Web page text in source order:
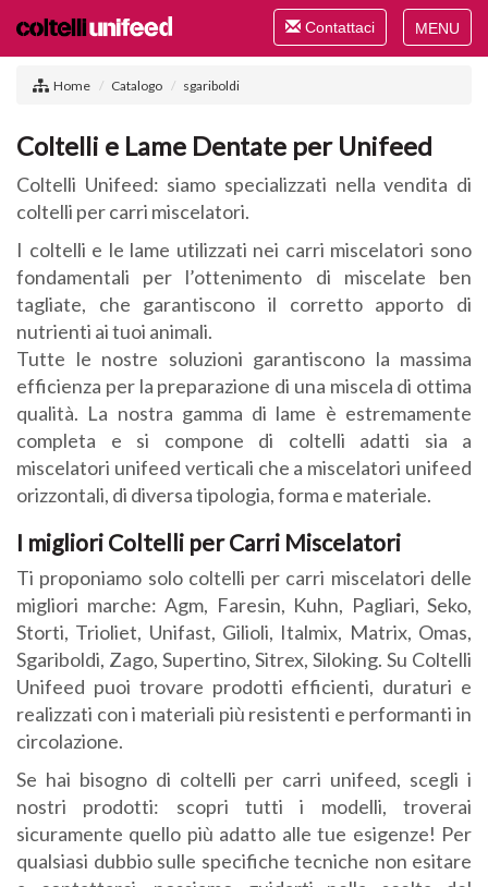
Toggle
Toggle
navigation
Contattaci
Home Catalogo sgariboldi
Coltelli e Lame Dentate per Unifeed
Coltelli Unifeed: siamo specializzati nella vendita di
coltelli per carri miscelatori.
I coltelli e le lame utilizzati nei carri miscelatori sono
fondamentali per l’ottenimento di miscelate ben
tagliate, che garantiscono il corretto apporto di
nutrienti ai tuoi animali.
Tutte le nostre soluzioni garantiscono la massima
efficienza per la preparazione di una miscela di ottima
qualità. La nostra gamma di lame è estremamente
completa e si compone di coltelli adatti sia a
miscelatori unifeed verticali che a miscelatori unifeed
orizzontali, di diversa tipologia, forma e materiale.
I migliori Coltelli per Carri Miscelatori
Ti proponiamo solo coltelli per carri miscelatori delle
migliori marche: Agm, Faresin, Kuhn, Pagliari, Seko,
Storti, Trioliet, Unifast, Gilioli, Italmix, Matrix, Omas,
Sgariboldi, Zago, Supertino, Sitrex, Siloking. Su Coltelli
Unifeed puoi trovare prodotti efficienti, duraturi e
realizzati con i materiali più resistenti e performanti in
circolazione.
Se hai bisogno di coltelli per carri unifeed, scegli i
nostri prodotti: scopri tutti i modelli, troverai
sicuramente quello più adatto alle tue esigenze! Per
qualsiasi dubbio sulle specifiche tecniche non esitare